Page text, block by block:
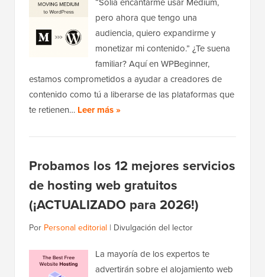
pero ahora que tengo una
audiencia, quiero expandirme y
monetizar mi contenido.” ¿Te suena
familiar? Aquí en WPBeginner,
estamos comprometidos a ayudar a creadores de
contenido como tú a liberarse de las plataformas que
te retienen… Leer más »
Probamos los 12 mejores servicios
de hosting web gratuitos
(¡ACTUALIZADO para 2026!)
Por Personal editorial | Divulgación del lector
La mayoría de los expertos te
advertirán sobre el alojamiento web